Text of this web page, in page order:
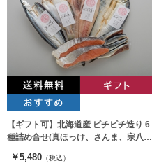
【ギフト可】北海道産 ピチピチ造り 6
種詰め合せ(真ほっけ、さんま、宗八、
￥5,480 （税込）